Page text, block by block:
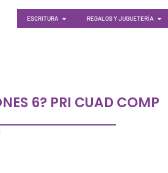
ESCRITURA REGALOS Y JUGUETERÍA
6? PRI CUAD COMP